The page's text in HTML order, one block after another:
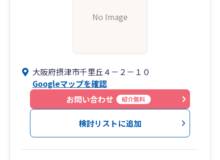
No Image
大阪府摂津市千里丘４－２－１０
Googleマップを確認
お問い合わせ
紹介無料
検討リストに追加